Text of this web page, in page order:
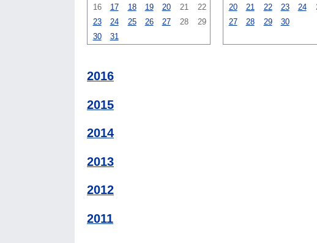
16
17 18 19 20 21
22
23
24 25 26 27 28
29
30
31
20
21 22 23 24
27
28 29 30
2016
2015
2014
2013
2012
2011